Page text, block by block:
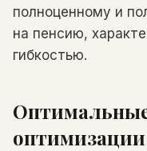
полноценному и
на пенсию,
гибкостью.